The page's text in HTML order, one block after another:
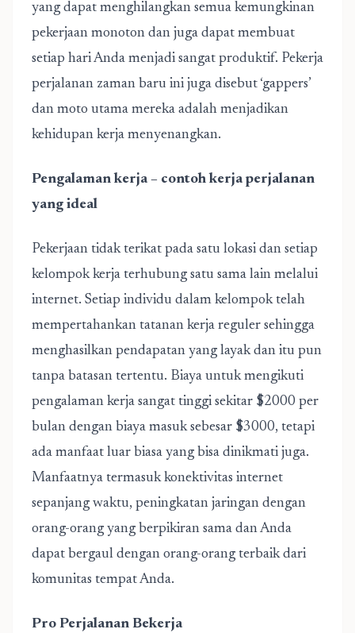
yang dapat menghilangkan semua kemungkinan
pekerjaan monoton dan juga dapat membuat
setiap hari Anda menjadi sangat produktif. Pekerja
perjalanan zaman baru ini juga disebut ‘gappers’
dan moto utama mereka adalah menjadikan
kehidupan kerja menyenangkan.
Pengalaman kerja – contoh kerja perjalanan
yang ideal
Pekerjaan tidak terikat pada satu lokasi dan setiap
kelompok kerja terhubung satu sama lain melalui
internet. Setiap individu dalam kelompok telah
mempertahankan tatanan kerja reguler sehingga
menghasilkan pendapatan yang layak dan itu pun
tanpa batasan tertentu. Biaya untuk mengikuti
pengalaman kerja sangat tinggi sekitar $2000 per
bulan dengan biaya masuk sebesar $3000, tetapi
ada manfaat luar biasa yang bisa dinikmati juga.
Manfaatnya termasuk konektivitas internet
sepanjang waktu, peningkatan jaringan dengan
orang-orang yang berpikiran sama dan Anda
dapat bergaul dengan orang-orang terbaik dari
komunitas tempat Anda.
Pro Perjalanan Bekerja